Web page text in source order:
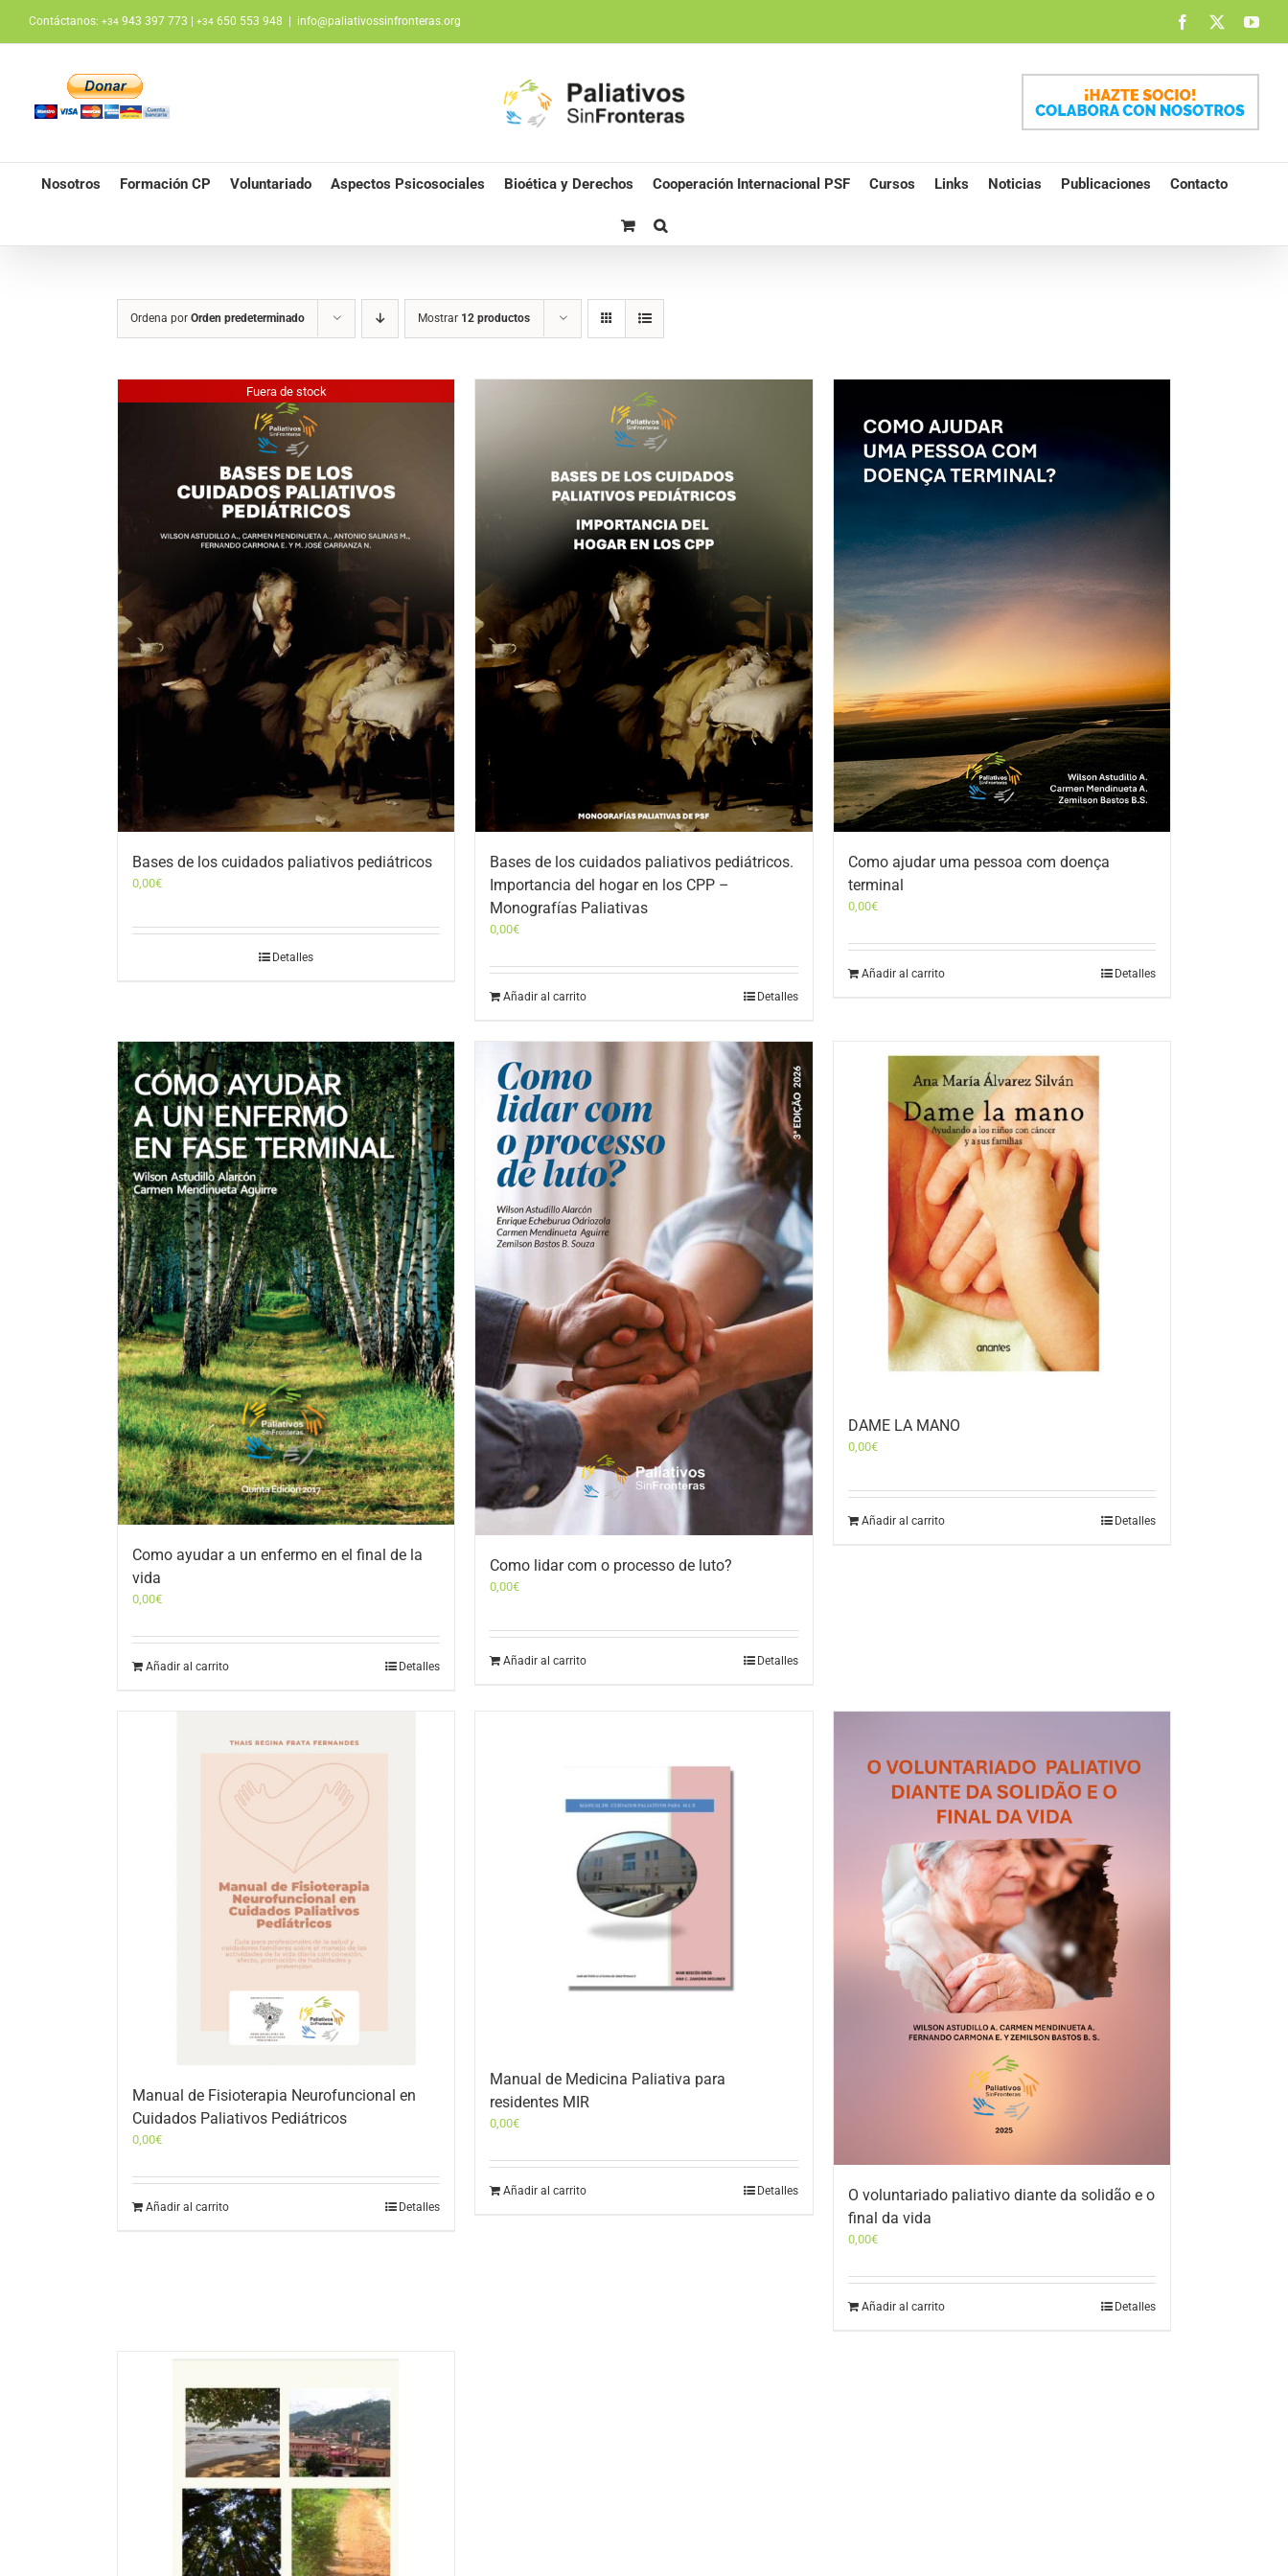
contenido
Contáctanos: +34 943 397 773 | +34 650 553 948 info@paliativossinfronteras.org Facebook
Nosotros Formación CP Voluntariado Aspectos Psicosociales Bioética y Derechos Cooperación Internacional PSF Cursos Links Noticias Publicaciones Contacto
Ordena por Orden predeterminado Mostrar 12 productos
Fuera de stock
Bases de los cuidados paliativos pediátricos
0,00€
Detalles
Bases de los cuidados paliativos pediátricos.
Importancia del hogar en los CPP –
Monografías Paliativas
0,00€
Añadir al carrito Detalles
Como ajudar uma pessoa com doença
terminal
0,00€
Añadir al carrito Detalles
Como ayudar a un enfermo en el final de la
vida
0,00€
Añadir al carrito Detalles
Como lidar com o processo de luto?
0,00€
Añadir al carrito Detalles
DAME LA MANO
0,00€
Añadir al carrito Detalles
Manual de Fisioterapia Neurofuncional en
Cuidados Paliativos Pediátricos
0,00€
Añadir al carrito Detalles
Manual de Medicina Paliativa para
residentes MIR
0,00€
Añadir al carrito Detalles
O voluntariado paliativo diante da solidão e o
final da vida
0,00€
Añadir al carrito Detalles